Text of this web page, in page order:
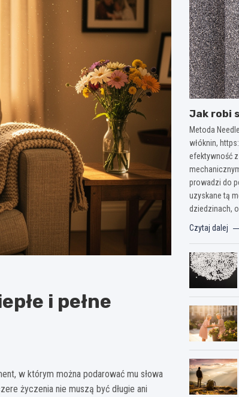
i pełne
w którym można podarować mu słowa
życzenia nie muszą być długie ani
Jak robi
Metoda
włóknin,
efektywność
prowadzi do
uzyskane tą
dziedzinach,
Czytaj dalej